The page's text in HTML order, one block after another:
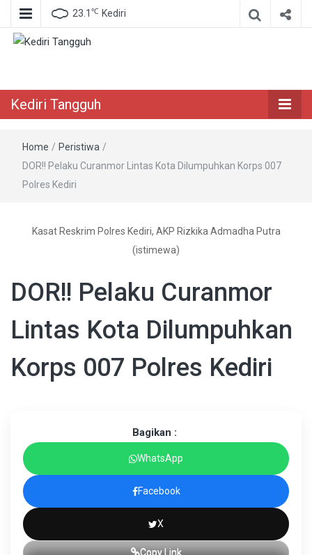
23.1 ℃ Kediri
Kediri Tangguh
Home / Peristiwa /
DOR!! Pelaku Curanmor Lintas Kota Dilumpuhkan Korps 007
Polres Kediri
Kasat Reskrim Polres Kediri, AKP Rizkika Admadha Putra
(istimewa)
DOR!! Pelaku Curanmor
Lintas Kota Dilumpuhkan
Korps 007 Polres Kediri
Bagikan :
WhatsApp
Facebook
X
Copy Link